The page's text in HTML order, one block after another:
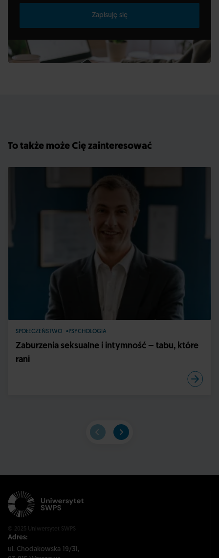
Zapisuję się
To także może Cię zainteresować
SPOŁECZEŃSTWO PSYCHOLOGIA
Zaburzenia seksualne i intymność – tabu, które
rani
© 2025 Uniwersytet SWPS
Adres:
ul. Chodakowska 19/31,